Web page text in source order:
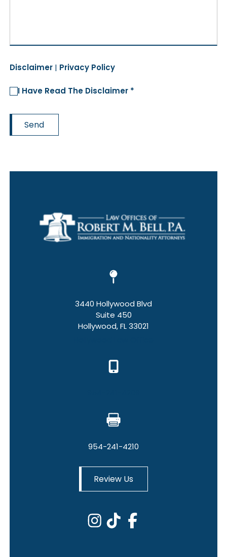
Disclaimer | Privacy Policy
I Have Read The Disclaimer *
Send
3440 Hollywood Blvd
Suite 450
Hollywood, FL 33021
954-241-4210
Review Us